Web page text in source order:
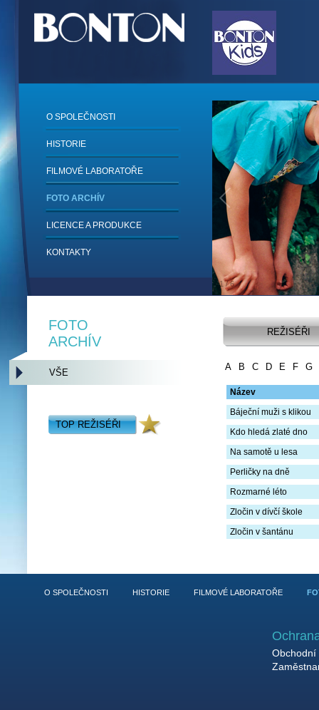
1/6
O SPOLEČNOSTI
HISTORIE
FILMOVÉ LABORATOŘE
FOTO ARCHÍV
LICENCE A PRODUKCE
KONTAKTY
REŽISÉŘI
A B C D E F G
Název
Báječní muži s klikou
Kdo hledá zlaté dno
Na samotě u lesa
Perličky na dně
Rozmarné léto
Zločin v dívčí škole
Zločin v šantánu
FOTO
ARCHÍV
VŠE
TOP REŽISÉŘI
O SPOLEČNOSTI HISTORIE FILMOVÉ LABORATOŘE
Obchodní